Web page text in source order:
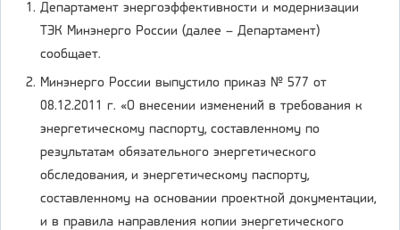
Департамент энергоэффективности и модернизации
ТЭК Минэнерго России (далее – Департамент)
сообщает.
Минэнерго России выпустило приказ № 577 от
08.12.2011 г. «О внесении изменений в требования к
энергетическому паспорту, составленному по
результатам обязательного энергетического
обследования, и энергетическому паспорту,
составленному на основании проектной документации,
и в правила направления копии энергетического